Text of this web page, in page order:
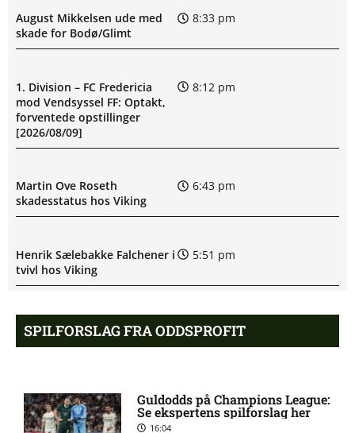
August Mikkelsen ude med
skade for Bodø/Glimt
8:33 pm
1. Division – FC Fredericia
mod Vendsyssel FF: Optakt,
forventede opstillinger
[2026/08/09]
8:12 pm
Martin Ove Roseth
skadesstatus hos Viking
6:43 pm
Henrik Sælebakke Falchener i
tvivl hos Viking
5:51 pm
Ibrahim Cissé skade: status
hos AIK Stockholm
4:39 pm
Charlie Steven Brian Pavey
skade: status hos AIK
Stockholm
4:07 pm
SPILFORSLAG FRA ODDSPROFIT
Guldodds på Champions League:
Se ekspertens spilforslag her
16:04